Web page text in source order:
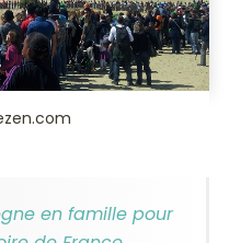
en famille pour